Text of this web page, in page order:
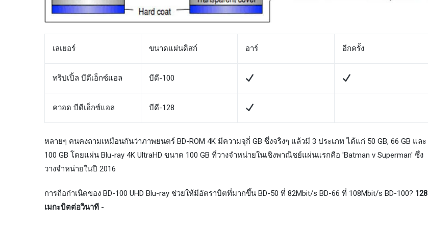
เลเยอร์ ขนาดแผ่นดิสก์ อาร์ อีกครั้ง
ทริปเปิ้ล บีดีเอ็กซ์แอล บีดี-100
ควอด บีดีเอ็กซ์แอล บีดี-128
หลายๆ คนคงถามเหมือนกันว่าภาพยนตร์ BD-ROM 4K มีความจุกี่ GB ซึ่งจริงๆ แล้วมี 3 ประเภท ได้แก่ 50 GB, 66 GB และ
100 GB โดยแผ่น Blu-ray 4K UltraHD ขนาด 100 GB ที่วางจำหน่ายในเชิงพาณิชย์แผ่นแรกคือ 'Batman v Superman' ซึ่ง
วางจำหน่ายในปี 2016
การถือกำเนิดของ BD-100 UHD Blu-ray ช่วยให้มีอัตราบิตที่มากขึ้น BD-50 ที่ 82Mbit/s BD-66 ที่ 108Mbit/s BD-100? 128
เมกะบิตต่อวินาที -